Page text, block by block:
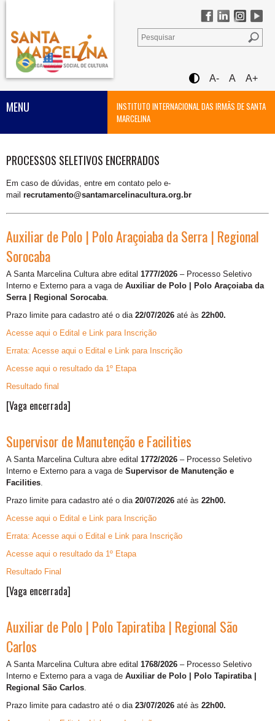
A- A A+
INSTITUTO INTERNACIONAL DAS IRMÃS DE SANTA
MARCELINA
MENU
PROCESSOS SELETIVOS ENCERRADOS
Em caso de dúvidas, entre em contato pelo e-
mail recrutamento@santamarcelinacultura.org.br
Auxiliar de Polo | Polo Araçoiaba da Serra | Regional
Sorocaba
A Santa Marcelina Cultura abre edital 1777/2026 – Processo Seletivo
Interno e Externo para a vaga de Auxiliar de Polo | Polo Araçoiaba da
Serra | Regional Sorocaba.
Prazo limite para cadastro até o dia22/07/2026 até às 22h00.
Acesse aqui o Edital e Link para Inscrição
Errata: Acesse aqui o Edital e Link para Inscrição
Acesse aqui o resultado da 1º Etapa
Resultado final
[Vaga encerrada]
Supervisor de Manutenção e Facilities
A Santa Marcelina Cultura abre edital 1772/2026 – Processo Seletivo
Interno e Externo para a vaga de Supervisor de Manutenção e
Facilities.
Prazo limite para cadastro até o dia20/07/2026 até às 22h00.
Acesse aqui o Edital e Link para Inscrição
Errata: Acesse aqui o Edital e Link para Inscrição
Acesse aqui o resultado da 1º Etapa
Resultado Final
[Vaga encerrada]
Auxiliar de Polo | Polo Tapiratiba | Regional São
Carlos
A Santa Marcelina Cultura abre edital 1768/2026 – Processo Seletivo
Interno e Externo para a vaga de Auxiliar de Polo | Polo Tapiratiba |
Regional São Carlos.
Prazo limite para cadastro até o dia23/07/2026 até às 22h00.